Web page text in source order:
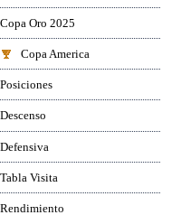
Copa Oro 2025
Copa America
Posiciones
Descenso
Defensiva
Tabla Visita
Rendimiento